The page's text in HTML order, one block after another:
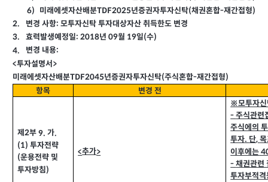
6)
미래에셋자산배분TDF2025년증권자투자신탁(채권혼합-재간접형)
2.
변경 사항: 모투자신탁 투자대상자산 취득한도 변경
3.
효력발생예정일: 2018년 09월 19일(수)
4.
변경 내용:
<투자설명서 >
미래에셋자산배분TDF2045년증권자투자신탁(주식혼합-재간접형)
항목
변경 전
제2부9.가.
(1)투자전략
(운용전략 및
투자방침)
<추가>
※모투자신
-주식관련
주식에의
투자. 단,
이후에는
-채권관련
투자부적